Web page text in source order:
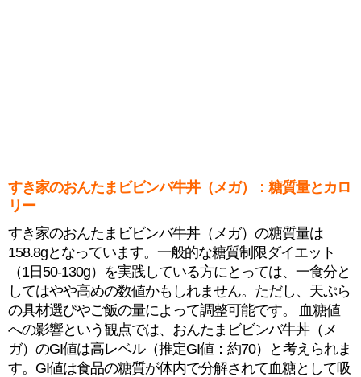
すき家のおんたまビビンバ牛丼（メガ）：糖質量とカロ
リー
すき家のおんたまビビンバ牛丼（メガ）の糖質量は
158.8gとなっています。一般的な糖質制限ダイエット
（1日50-130g）を実践している方にとっては、一食分と
してはやや高めの数値かもしれません。ただし、天ぷら
の具材選びやご飯の量によって調整可能です。 血糖値
への影響という観点では、おんたまビビンバ牛丼（メ
ガ）のGI値は高レベル（推定GI値：約70）と考えられま
す。GI値は食品の糖質が体内で分解されて血糖として吸